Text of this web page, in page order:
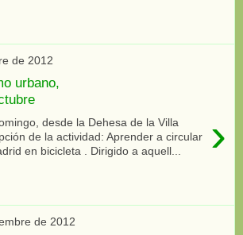
de 2012
urbano,
›
desde la Dehesa de la Villa
de la actividad: Aprender a circular
en bicicleta . Dirigido a aquell...
de 2012